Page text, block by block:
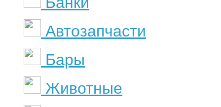
Автозапчасти
Бары
Животные